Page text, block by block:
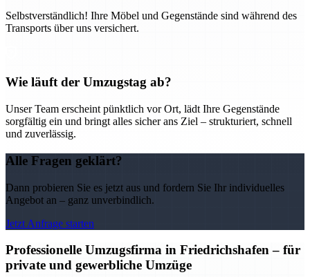
Selbstverständlich! Ihre Möbel und Gegenstände sind während des
Transports über uns versichert.
Wie läuft der Umzugstag ab?
Unser Team erscheint pünktlich vor Ort, lädt Ihre Gegenstände
sorgfältig ein und bringt alles sicher ans Ziel – strukturiert, schnell
und zuverlässig.
Alle Fragen geklärt?
Dann probieren Sie es jetzt aus und fordern Sie Ihr individuelles
Angebot an – ganz unverbindlich.
Jetzt Anfrage starten
Professionelle Umzugsfirma in Friedrichshafen – für
private und gewerbliche Umzüge